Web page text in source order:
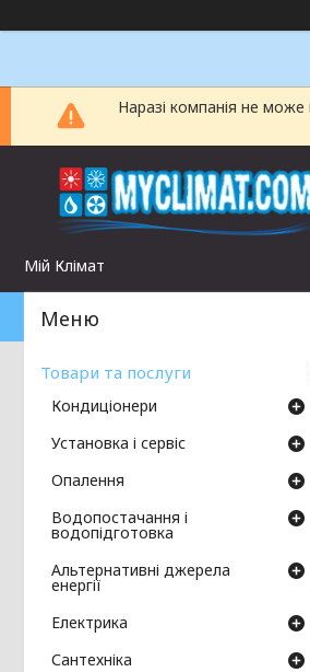
Наразі компанія не
Мій Клімат
Товари та послуги
Кондиціонери
Установка і сервіс
Опалення
Водопостачання і
водопідготовка
Альтернативні джерела
енергії
Електрика
Сантехніка